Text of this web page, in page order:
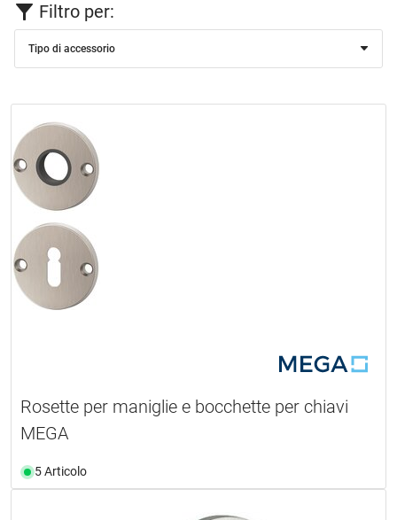
Filtro per:
Tipo di accessorio
Rosette per maniglie e bocchette per chiavi
MEGA
5 Articolo